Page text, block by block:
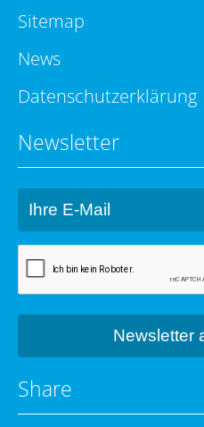
Sitemap
News
Datenschutzerklärung
Newsletter
Share